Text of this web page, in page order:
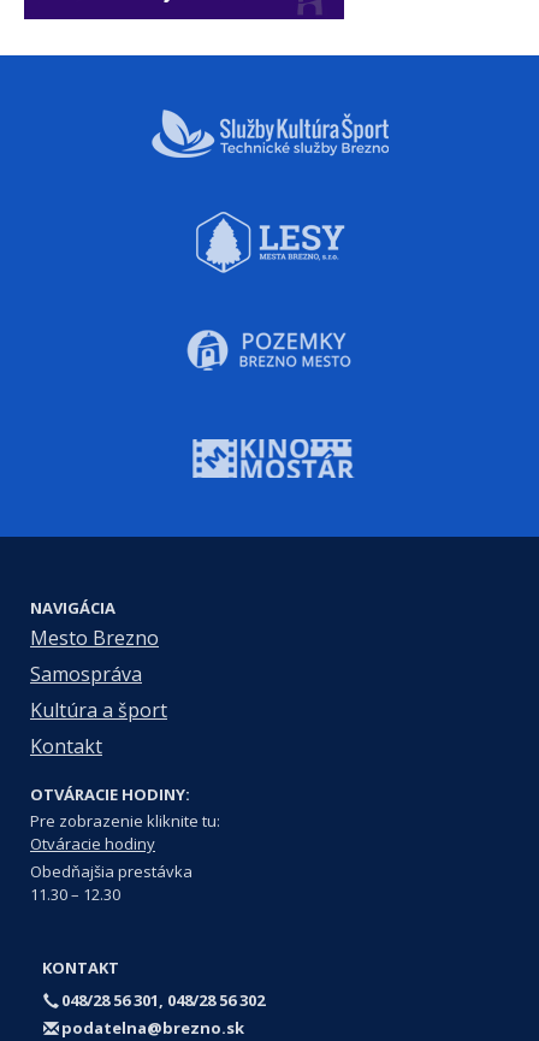
NAVIGÁCIA
Mesto Brezno
Samospráva
Kultúra a šport
Kontakt
OTVÁRACIE HODINY:
Pre zobrazenie kliknite tu:
Otváracie hodiny
Obedňajšia prestávka
11.30 – 12.30
KONTAKT
048/28 56 301, 048/28 56 302
podatelna@brezno.sk